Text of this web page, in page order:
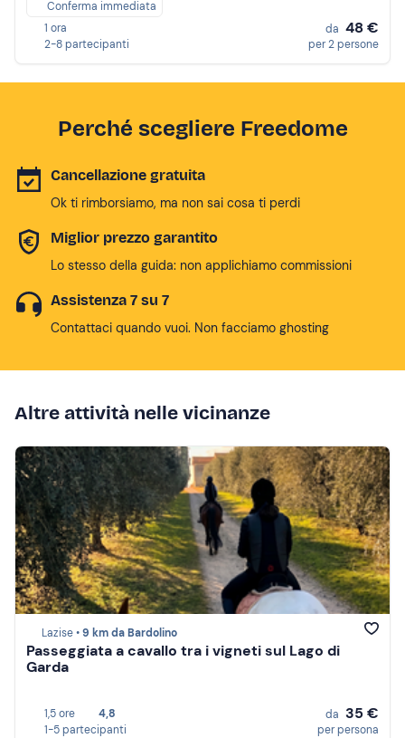
Conferma immediata
1 ora
2-8 partecipanti
da 48 €
per 2 persone
Perché scegliere Freedome
Cancellazione gratuita
Ok ti rimborsiamo, ma non sai cosa ti perdi
Miglior prezzo garantito
Lo stesso della guida: non applichiamo commissioni
Assistenza 7 su 7
Contattaci quando vuoi. Non facciamo ghosting
Altre attività nelle vicinanze
Lazise •9 km da Bardolino
Passeggiata a cavallo tra i vigneti sul Lago di
Garda
1,5 ore
4,8
1-5 partecipanti
da 35 €
per persona